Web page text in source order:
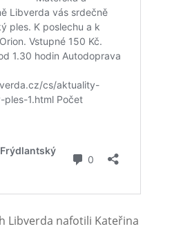
Libverda nafotili Kateřina